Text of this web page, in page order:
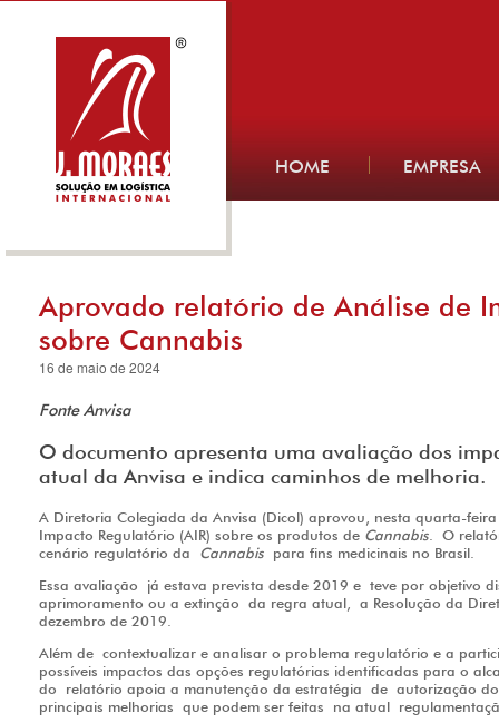
HOME EMPRESA
Aprovado relatório de Análise de
sobre Cannabis
16 de maio de 2024
Fonte Anvisa
O documento apresenta uma avaliação dos
atual da Anvisa e indica caminhos de melhoria.
A Diretoria Colegiada da Anvisa (Dicol) aprovou, nesta quarta-
Impacto Regulatório (AIR) sobre os produtos de Cannabis. O
cenário regulatório da Cannabis para fins medicinais no Brasil.
Essa avaliação já estava prevista desde 2019 e teve por objetivo
aprimoramento ou a extinção da regra atual, a Resolução da
dezembro de 2019.
Além de contextualizar e analisar o problema regulatório e a
possíveis impactos das opções regulatórias identificadas para o
do relatório apoia a manutenção da estratégia de autorização
principais melhorias que podem ser feitas na atual